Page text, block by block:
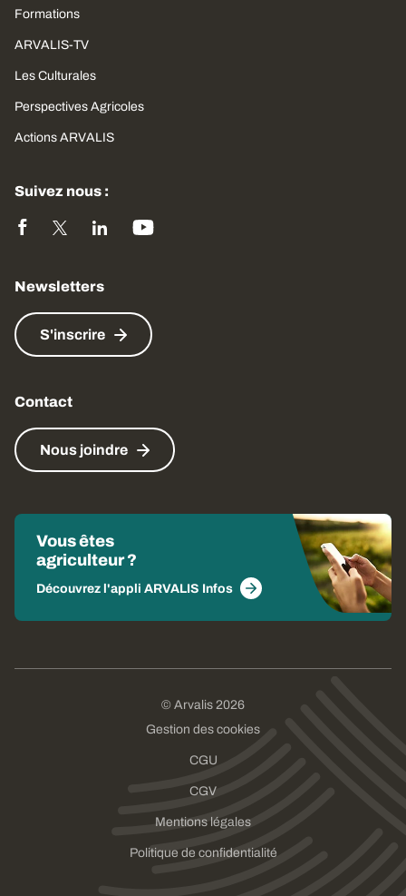
Formations
ARVALIS-TV
Les Culturales
Perspectives Agricoles
Actions ARVALIS
Suivez nous :
Newsletters
S'inscrire
Contact
Nous joindre
Vous êtes
agriculteur ?
Découvrez l'appli ARVALIS Infos
© Arvalis 2026
Gestion des cookies
CGU
CGV
Mentions légales
Politique de confidentialité